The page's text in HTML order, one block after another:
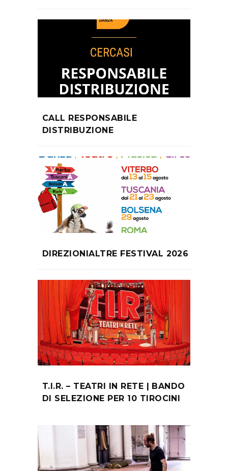
CALL RESPONSABILE
DISTRIBUZIONE
DIREZIONIALTRE FESTIVAL 2026
T.I.R. – TEATRI IN RETE | BANDO
DI SELEZIONE PER 10 TIROCINI